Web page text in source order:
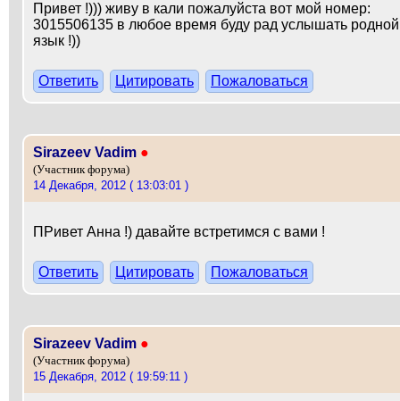
Привет !))) живу в кали пожалуйста вот мой номер:
3015506135 в любое время буду рад услышать родной
язык !))
Ответить Цитировать Пожаловаться
Sirazeev Vadim ●
(Участник форума)
14 Декабря, 2012 ( 13:03:01 )
ПРивет Анна !) давайте встретимся с вами !
Ответить Цитировать Пожаловаться
Sirazeev Vadim ●
(Участник форума)
15 Декабря, 2012 ( 19:59:11 )